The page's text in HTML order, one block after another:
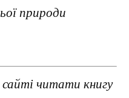
природи
читати книгу